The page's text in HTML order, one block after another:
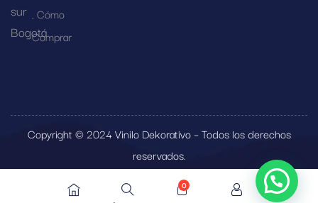
sur
Bogotá
Cómo
Comprar
Copyright © 2024 Vinilo Dekorativo – Todos los derechos
reservados.
0